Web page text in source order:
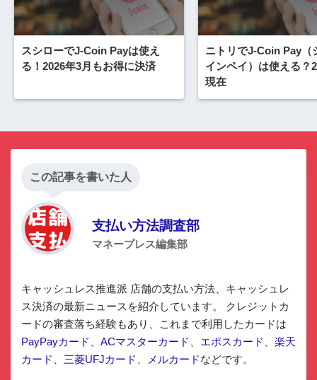
スシローでJ-Coin Payは使え
る！2026年3月もお得に決済
ニトリでJ-Coin Pay（
インペイ）は使える？
現在
この記事を書いた人
支払い方法調査部
マネープレス編集部
キャッシュレス推進派 店舗の支払い方法、キャッシュレ
ス決済の最新ニュースを紹介しています。 クレジットカ
ードの審査落ち経験もあり、これまで利用したカードは
PayPayカード
ACマスターカード エポスカード
楽天
カード
三菱UFJカード メルカードなどです。